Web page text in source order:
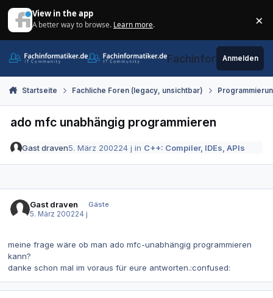
View in the app
A better way to browse. Learn more. ×
Fachinformatiker.de
Anmelden
Startseite Fachliche Foren (legacy, unsichtbar)
ado mfc unabhängig programmieren
Gast draven5. März 200224 j in C++: Compiler, IDEs, APIs
Gast draven
Gäste
5. März 200224 j
meine frage wäre ob man ado mfc-unabhängig programmieren
kann?
danke schon mal im voraus für eure antworten.:confused: